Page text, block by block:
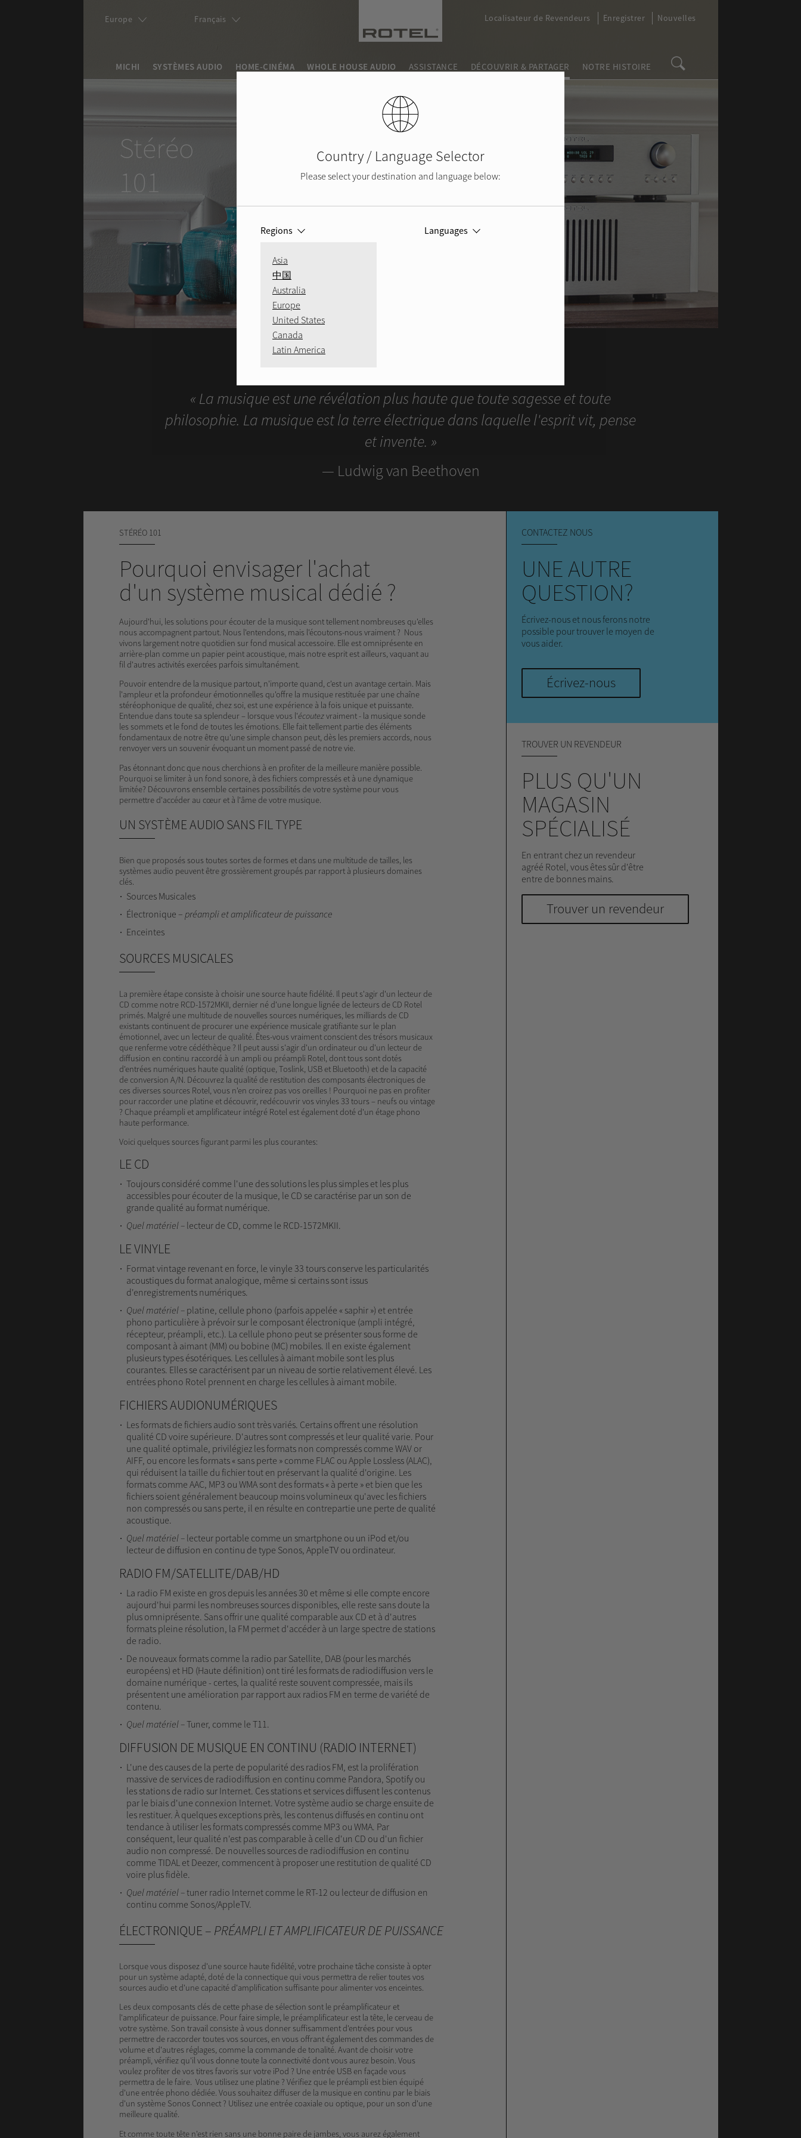
MICHI SYSTÈMES AUDIO HOME-CINÉMA WHOLE HOUSE AUDIO ASSISTANCE DÉCOUVRIR & PARTAGER NOTRE HISTOIRE
Formulaire de recherche
Europe Français Localisateur de Revendeurs Enregistrer Nouvelles
Stéréo
101
« La musique est une révélation plus haute que toute sagesse et toute
philosophie. La musique est la terre électrique dans laquelle l'esprit vit, pense
et invente. »
— Ludwig van Beethoven
STÉRÉO 101
Pourquoi envisager l'achat
d'un système musical dédié ?
Aujourd'hui, les solutions pour écouter de la musique sont tellement nombreuses qu'elles
nous accompagnent partout. Nous l'entendons, mais l'écoutons-nous vraiment ? Nous
vivons largement notre quotidien sur fond musical accessoire. Elle est omniprésente en
arrière-plan comme un papier peint acoustique, mais notre esprit est ailleurs, vaquant au
fil d'autres activités exercées parfois simultanément.
Pouvoir entendre de la musique partout, n'importe quand, c'est un avantage certain. Mais
l'ampleur et la profondeur émotionnelles qu'offre la musique restituée par une chaîne
stéréophonique de qualité, chez soi, est une expérience à la fois unique et puissante.
Entendue dans toute sa splendeur – lorsque vous l'écoutezvraiment - la musique sonde
les sommets et le fond de toutes les émotions. Elle fait tellement partie des éléments
fondamentaux de notre être qu'une simple chanson peut, dès les premiers accords, nous
renvoyer vers un souvenir évoquant un moment passé de notre vie.
Pas étonnant donc que nous cherchions à en profiter de la meilleure manière possible.
Pourquoi se limiter à un fond sonore, à des fichiers compressés et à une dynamique
limitée? Découvrons ensemble certaines possibilités de votre système pour vous
permettre d'accéder au cœur et à l'âme de votre musique.
UN SYSTÈME AUDIO SANS FIL TYPE
Bien que proposés sous toutes sortes de formes et dans une multitude de tailles, les
systèmes audio peuvent être grossièrement groupés par rapport à plusieurs domaines
clés.
Sources Musicales
Électronique – préampli et amplificateur de puissance
Enceintes
SOURCES MUSICALES
La première étape consiste à choisir une source haute fidélité. Il peut s'agir d'un lecteur de
CD comme notre RCD-1572MKII, dernier né d'une longue lignée de lecteurs de CD Rotel
primés. Malgré une multitude de nouvelles sources numériques, les milliards de CD
existants continuent de procurer une expérience musicale gratifiante sur le plan
émotionnel, avec un lecteur de qualité. Êtes-vous vraiment conscient des trésors musicaux
que renferme votre cédéthèque ? Il peut aussi s'agir d'un ordinateur ou d'un lecteur de
diffusion en continu raccordé à un ampli ou préampli Rotel, dont tous sont dotés
d'entrées numériques haute qualité (optique, Toslink, USB et Bluetooth) et de la capacité
de conversion A/N. Découvrez la qualité de restitution des composants électroniques de
ces diverses sources Rotel, vous n'en croirez pas vos oreilles ! Pourquoi ne pas en profiter
pour raccorder une platine et découvrir, redécouvrir vos vinyles 33 tours – neufs ou vintage
? Chaque préampli et amplificateur intégré Rotel est également doté d'un étage phono
haute performance.
Voici quelques sources figurant parmi les plus courantes:
LE CD
Toujours considéré comme l'une des solutions les plus simples et les plus
accessibles pour écouter de la musique, le CD se caractérise par un son de
grande qualité au format numérique.
Quel matériel –lecteur de CD, comme le RCD-1572MKII.
LE VINYLE
Format vintage revenant en force, le vinyle 33 tours conserve les particularités
acoustiques du format analogique, même si certains sont issus
d'enregistrements numériques.
Quel matériel–platine, cellule phono (parfois appelée « saphir ») et entrée
phono particulière à prévoir sur le composant électronique (ampli intégré,
récepteur, préampli, etc.). La cellule phono peut se présenter sous forme de
composant à aimant (MM) ou bobine (MC) mobiles. Il en existe également
plusieurs types ésotériques. Les cellules à aimant mobile sont les plus
courantes. Elles se caractérisent par un niveau de sortie relativement élevé. Les
entrées phono Rotel prennent en charge les cellules à aimant mobile.
FICHIERS AUDIONUMÉRIQUES
Les formats de fichiers audio sont très variés. Certains offrent une résolution
qualité CD voire supérieure. D'autres sont compressés et leur qualité varie. Pour
une qualité optimale, privilégiez les formats non compressés comme WAV or
AIFF, ou encore les formats « sans perte » comme FLAC ou Apple Lossless (ALAC),
qui réduisent la taille du fichier tout en préservant la qualité d'origine. Les
formats comme AAC, MP3 ou WMA sont des formats « à perte » et bien que les
fichiers soient généralement beaucoup moins volumineux qu'avec les fichiers
non compressés ou sans perte, il en résulte en contrepartie une perte de qualité
acoustique.
Quel matériel–lecteur portable comme un smartphone ou un iPod et/ou
lecteur de diffusion en continu de type Sonos, AppleTV ou ordinateur.
RADIO FM/SATELLITE/DAB/HD
La radio FM existe en gros depuis les années 30 et même si elle compte encore
aujourd'hui parmi les nombreuses sources disponibles, elle reste sans doute la
plus omniprésente. Sans offrir une qualité comparable aux CD et à d'autres
formats pleine résolution, la FM permet d'accéder à un large spectre de stations
de radio.
De nouveaux formats comme la radio par Satellite, DAB (pour les marchés
européens) et HD (Haute définition) ont tiré les formats de radiodiffusion vers le
domaine numérique - certes, la qualité reste souvent compressée, mais ils
présentent une amélioration par rapport aux radios FM en terme de variété de
contenu.
Quel matériel–Tuner, comme le T11.
DIFFUSION DE MUSIQUE EN CONTINU (RADIO INTERNET)
L'une des causes de la perte de popularité des radios FM, est la prolifération
massive de services de radiodiffusion en continu comme Pandora, Spotify ou
les stations de radio sur Internet. Ces stations et services diffusent les contenus
par le biais d'une connexion Internet. Votre système audio se charge ensuite de
les restituer. À quelques exceptions près, les contenus diffusés en continu ont
tendance à utiliser les formats compressés comme MP3 ou WMA. Par
conséquent, leur qualité n'est pas comparable à celle d'un CD ou d'un fichier
audio non compressé. De nouvelles sources de radiodiffusion en continu
comme TIDAL et Deezer, commencent à proposer une restitution de qualité CD
voire plus fidèle.
Quel matériel–tuner radio Internet comme le RT-12 ou lecteur de diffusion en
continu comme Sonos/AppleTV.
ÉLECTRONIQUE – PRÉAMPLI ET AMPLIFICATEUR DE PUISSANCE
Lorsque vous disposez d'une source haute fidélité, votre prochaine tâche consiste à opter
pour un système adapté, doté de la connectique qui vous permettra de relier toutes vos
sources audio et d'une capacité d'amplification suffisante pour alimenter vos enceintes.
Les deux composants clés de cette phase de sélection sont le préamplificateur et
l'amplificateur de puissance. Pour faire simple, le préamplificateur est la tête, le cerveau de
votre système. Son travail consiste à vous donner suffisamment d'entrées pour vous
permettre de raccorder toutes vos sources, en vous offrant également des commandes de
volume et d'autres réglages, comme la commande de tonalité. Avant de choisir votre
préampli, vérifiez qu'il vous donne toute la connectivité dont vous aurez besoin. Vous
voulez profiter de vos titres favoris sur votre iPod ? Une entrée USB en façade vous
permettra de le faire. Vous utilisez une platine ? Vérifiez que le préampli est bien équipé
d'une entrée phono dédiée. Vous souhaitez diffuser de la musique en continu par le biais
d'un système Sonos Connect ? Utilisez une entrée coaxiale ou optique, pour un son d'une
meilleure qualité.
Et comme toute tête n'est rien sans une bonne paire de jambes, vous aurez également
CONTACTEZ NOUS
UNE AUTRE
QUESTION?
Écrivez-nous et nous ferons notre
possible pour trouver le moyen de
vous aider.
Écrivez-nous
TROUVER UN REVENDEUR
PLUS QU'UN
MAGASIN
SPÉCIALISÉ
En entrant chez un revendeur
agréé Rotel, vous êtes sûr d'être
entre de bonnes mains.
Trouver un revendeur
Country / Language Selector
Please select your destination and language below:
Regions
Asia
中国
Australia
Europe
United States
Canada
Latin America
Languages